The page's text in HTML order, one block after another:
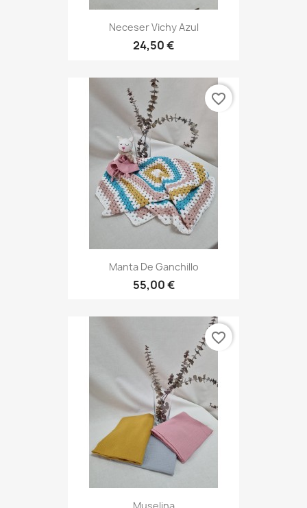
Neceser Vichy Azul
24,50 €
Manta De Ganchillo
55,00 €
favorite_border
favorite_border